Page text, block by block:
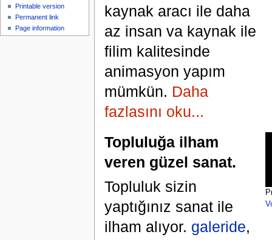
kaynak aracı ile daha
az insan va kaynak ile
filim kalitesinde
animasyon yapım
mümkün. Daha
fazlasını oku...
Topluluğa ilham
veren güzel sanat.
Topluluk sizin
yaptığınız sanat ile
ilham alıyor. galeride,
Printable version
Permanent link
Page information